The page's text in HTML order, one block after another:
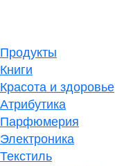
Продукты
Книги
Красота и здоровье
Атрибутика
Парфюмерия
Электроника
Текстиль